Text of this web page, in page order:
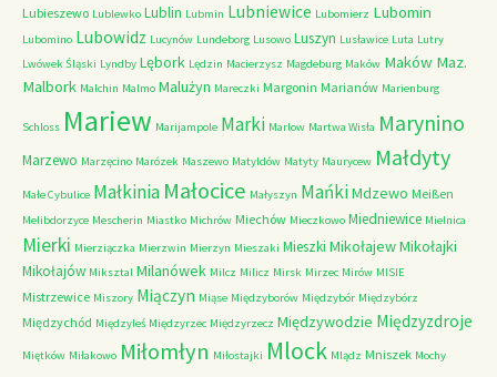
Lubieszewo Lublewko Lublin Lubmin Lubniewice Lubomierz Lubomin
Lubomino Lubowidz Lucynów Lundeborg Lusowo Luszyn Lusławice Luta Lutry
Lwówek Śląski Lyndby Lębork Lędzin Macierzysz Magdeburg Maków Maków Maz.
Malbork Malchin Malmo Malużyn Mareczki Margonin Marianów Marienburg
Schloss Mariew Marijampole Marki Marlow Martwa Wisła Marynino
Marzewo Marzęcino Marózek Maszewo Matyldów Matyty Maurycew Małdyty
Małe Cybulice Małkinia Małocice Małyszyn MańkiMdzewo Meißen
Melibdorzyce Mescherin Miastko Michrów Miechów Mieczkowo Miedniewice Mielnica
Mierki Mierziączka Mierzwin Mierzyn Mieszaki Mieszki MikołajewMikołajki
Mikołajów Miksztal Milanówek Milcz Milicz Mirsk Mirzec Mirów MISIE
Mistrzewice Miszory Miączyn Miąse Międzyborów Międzybór Międzybórz
Międzychód Międzyleś Międzyrzec Międzyrzecz Międzywodzie Międzyzdroje
Miętków Miłakowo Miłomłyn Miłostajki Mlock Mlądz Mniszek Mochy